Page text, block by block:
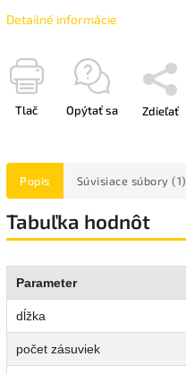
Detailné informácie
Tlač Opýtať sa Zdieľať
Popis Súvisiace súbory (1)
Tabuľka hodnôt
Parameter
dĺžka
počet zásuviek